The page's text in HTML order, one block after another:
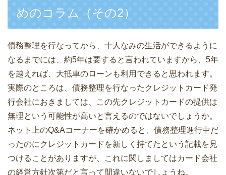
めのコラム（その2）
債務整理を行なってから、十人なみの生活ができるように
なるまでには、約5年は要すると言われていますから、5年
を越えれば、大抵車のローンも利用できると思われます。
実際のところは、債務整理を行なったクレジットカード発
行会社におきましては、この先クレジットカードの提供は
無理という可能性が高いと言えるのではないでしょうか。
ネット上のQ&Aコーナーを確かめると、債務整理進行中だ
ったのにクレジットカードを新しく持てたという記載を見
つけることがありますが、これに関しましてはカード会社
の経営方針次第だと言って間違いないでしょうね。